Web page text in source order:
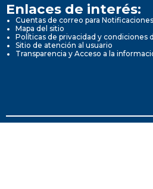
Enlaces de interés:
Cuentas de correo para
Mapa del sitio
Políticas de privacidad y condiciones
Sitio de atención al usuario
Transparencia y Acceso a la